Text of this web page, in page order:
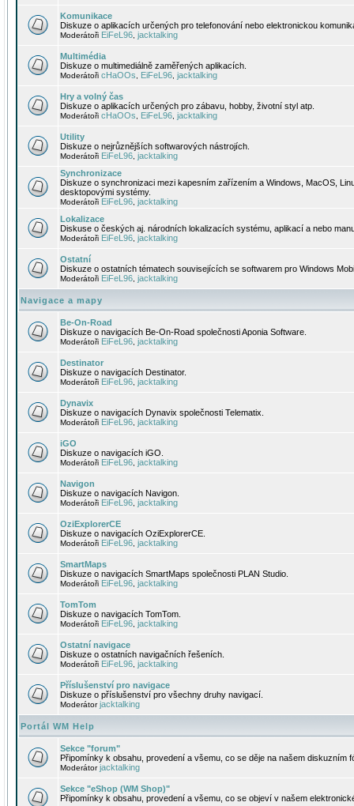
Komunikace
Diskuze o aplikacích určených pro telefonování nebo elektronickou
Moderátoři EiFeL96 jacktalking
Multimédia
Diskuze o multimediálně zaměřených aplikacích.
Moderátoři cHaOOs EiFeL96 jacktalking
Hry a volný čas
Diskuze o aplikacích určených pro zábavu, hobby, životní styl atp.
Moderátoři cHaOOs EiFeL96 jacktalking
Utility
Diskuze o nejrůznějších softwarových nástrojích.
Moderátoři EiFeL96 jacktalking
Synchronizace
Diskuze o synchronizaci mezi kapesním zařízením a Windows, MacOS,
desktopovými systémy.
Moderátoři EiFeL96 jacktalking
Lokalizace
Diskuse o českých aj. národních lokalizacích systému, aplikací a nebo
Moderátoři EiFeL96 jacktalking
Ostatní
Diskuze o ostatních tématech souvisejících se softwarem pro Windows
Moderátoři EiFeL96 jacktalking
Navigace a mapy
Be-On-Road
Diskuze o navigacích Be-On-Road společnosti Aponia Software.
Moderátoři EiFeL96 jacktalking
Destinator
Diskuze o navigacích Destinator.
Moderátoři EiFeL96 jacktalking
Dynavix
Diskuze o navigacích Dynavix společnosti Telematix.
Moderátoři EiFeL96 jacktalking
iGO
Diskuze o navigacích iGO.
Moderátoři EiFeL96 jacktalking
Navigon
Diskuze o navigacích Navigon.
Moderátoři EiFeL96 jacktalking
OziExplorerCE
Diskuze o navigacích OziExplorerCE.
Moderátoři EiFeL96 jacktalking
SmartMaps
Diskuze o navigacích SmartMaps společnosti PLAN Studio.
Moderátoři EiFeL96 jacktalking
TomTom
Diskuze o navigacích TomTom.
Moderátoři EiFeL96 jacktalking
Ostatní navigace
Diskuze o ostatních navigačních řešeních.
Moderátoři EiFeL96 jacktalking
Příslušenství pro navigace
Diskuze o příslušenství pro všechny druhy navigací.
Moderátorjacktalking
Portál WM Help
Sekce "forum"
Připomínky k obsahu, provedení a všemu, co se děje na našem diskuzním
Moderátorjacktalking
Sekce "eShop (WM Shop)"
Připomínky k obsahu, provedení a všemu, co se objeví v našem